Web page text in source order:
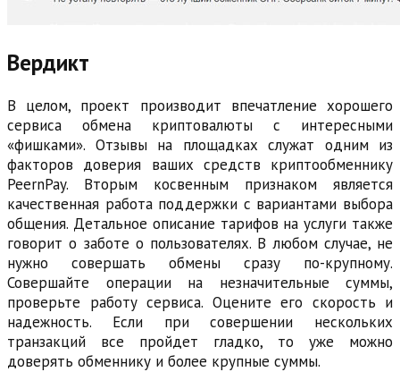
Вердикт
В целом, проект производит впечатление хорошего
сервиса обмена криптовалюты с интересными
«фишками». Отзывы на площадках служат одним из
факторов доверия ваших средств криптообменнику
PeernPay. Вторым косвенным признаком является
качественная работа поддержки с вариантами выбора
общения. Детальное описание тарифов на услуги также
говорит о заботе о пользователях. В любом случае, не
нужно совершать обмены сразу по-крупному.
Совершайте операции на незначительные суммы,
проверьте работу сервиса. Оцените его скорость и
надежность. Если при совершении нескольких
транзакций все пройдет гладко, то уже можно
доверять обменнику и более крупные суммы.